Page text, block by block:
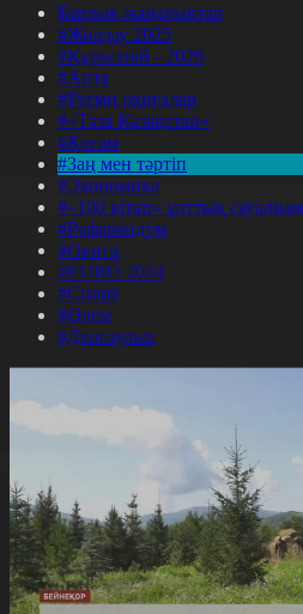
Барлық жаңалықтар
#Жолдау 2025
#Құрылтай - 2026
#Апта
#Ресми оқиғалар
#«Таза Қазақстан»
#Қоғам
#Заң мен тәртіп
#Экономика
#«100 кітап» ұлттық
#Референдум
#Оқиға
#EURO 2024
#Спорт
#Әлем
#Денсаулық